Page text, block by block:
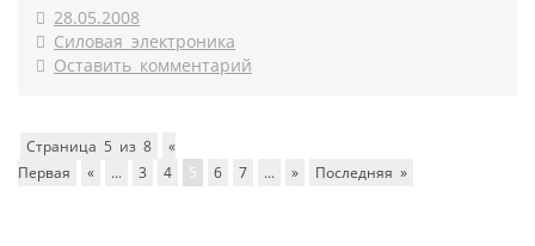
28.05.2008
Силовая электроника
Оставить комментарий
Страница 5 из 8
«
Первая
« ... 3 4 5 6 7 ... » Последняя »